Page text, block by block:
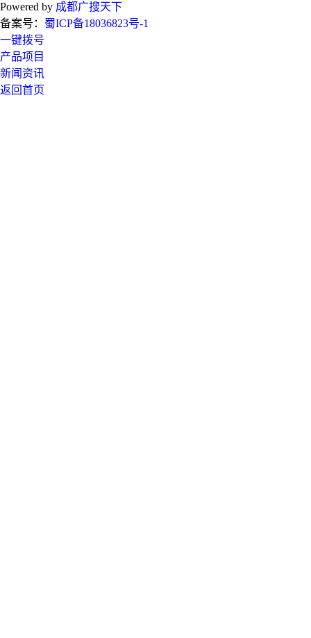
Powered by 成都广搜天下
备案号： 蜀ICP备18036823号-1
一键拨号
产品项目
新闻资讯
返回首页